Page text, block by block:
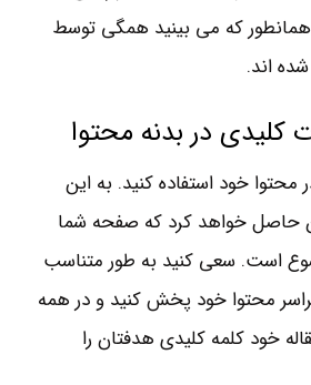
که می بینید همگی توسط
اند.
کلیدی در بدنه محتوا
محتوا خود استفاده کنید. به این
حاصل خواهد کرد که صفحه شما
است. سعی کنید به طور متناسب
محتوا خود پخش کنید و در همه
خود کلمه کلیدی هدفتان را